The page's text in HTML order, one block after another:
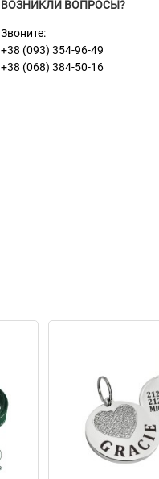
ВОЗНИКЛИ ВОПРОСЫ?
Звоните:
+38 (093) 354-96-49
+38 (068) 384-50-16